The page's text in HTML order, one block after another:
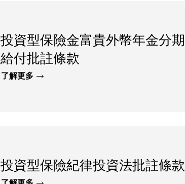
投資型保險金富貴外幣年金分期
給付批註條款
了解更多
投資型保險紀律投資法批註條款